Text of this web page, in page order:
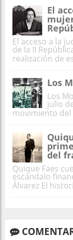
El
El acceso a la
de la II
realización de
Los
Los
julio
movimiento del
del
Quique Faes
escándalo
Álvarez El